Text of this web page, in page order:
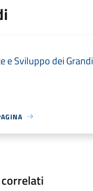
e Sviluppo dei Grandi